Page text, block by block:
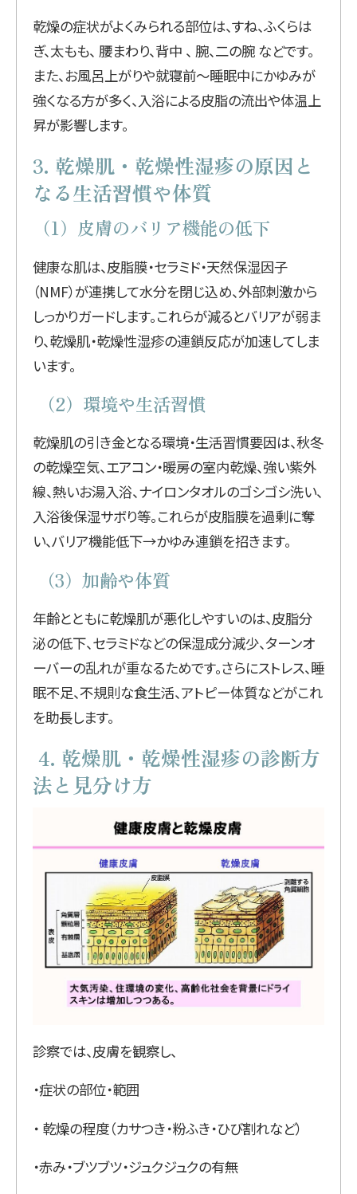
乾燥の症状がよくみられる部位は、すね、ふくらは
ぎ、太もも、 腰まわり、背中 、 腕、二の腕 などです。
また、お風呂上がりや就寝前〜睡眠中にかゆみが
強くなる方が多く、入浴による皮脂の流出や体温上
昇が影響します。
3. 乾燥肌・乾燥性湿疹の原因と
なる生活習慣や体質
（1）皮膚のバリア機能の低下
健康な肌は、皮脂膜・セラミド・天然保湿因子
（NMF）が連携して水分を閉じ込め、外部刺激から
しっかりガードします。これらが減るとバリアが弱ま
り、乾燥肌・乾燥性湿疹の連鎖反応が加速してしま
います。
（2）環境や生活習慣
乾燥肌の引き金となる環境・生活習慣要因は、秋冬
の乾燥空気、エアコン・暖房の室内乾燥、強い紫外
線、熱いお湯入浴、ナイロンタオルのゴシゴシ洗い、
入浴後保湿サボり等。これらが皮脂膜を過剰に奪
い、バリア機能低下→かゆみ連鎖を招きます。
（3）加齢や体質
年齢とともに乾燥肌が悪化しやすいのは、皮脂分
泌の低下、セラミドなどの保湿成分減少、ターンオ
ーバーの乱れが重なるためです。さらにストレス、睡
眠不足、不規則な食生活、アトピー体質などがこれ
を助長します。
4. 乾燥肌・乾燥性湿疹の診断方
法と見分け方
診察では、皮膚を観察し、
・症状の部位・範囲
・ 乾燥の程度（カサつき・粉ふき・ひび割れなど）
・赤み・ブツブツ・ジュクジュクの有無